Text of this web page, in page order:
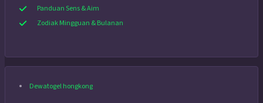
Panduan Sens & Aim
Zodiak Mingguan & Bulanan
Dewatogel hongkong